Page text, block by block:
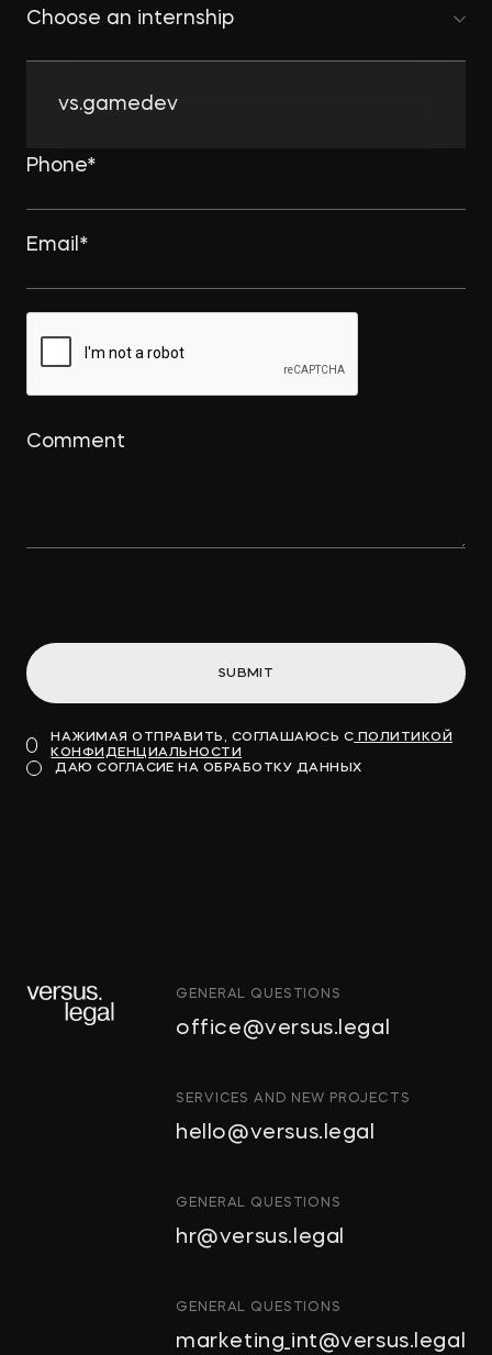
Choose an internship
vs.gamedev
SUBMIT
НАЖИМАЯ ОТПРАВИТЬ, СОГЛАШАЮСЬ С ПОЛИТИКОЙ
КОНФИДЕНЦИАЛЬНОСТИ
ДАЮ СОГЛАСИЕ НА ОБРАБОТКУ ДАННЫХ
ИНТЕЛЛЕКТУАЛЬНАЯ
ИНВЕСТИЦИОННЫЕ
СТРОИТЕЛЬСТВО
И НЕДВИЖИМОСТЬ
АРХИТЕКТУРА
КОРПОРАТИВНОЕ ПРАВО И
M&A
РАЗРЕШЕНИЕ СПОРОВ
GENERAL QUESTIONS
office@versus.legal
SERVICES AND NEW PROJECTS
hello@versus.legal
GENERAL QUESTIONS
hr@versus.legal
GENERAL QUESTIONS
marketing_int@versus.legal